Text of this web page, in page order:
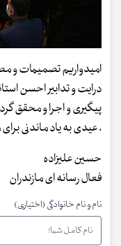
امیدواریم تصمیمات و
درایت و تدابیر احسن
پیگیری و اجرا و محقق
، عیدی به یاد ماندنی
حسین علیزاده
فعال رسانه ای مازندران
نام و نام خانوادگی (اختیاری)